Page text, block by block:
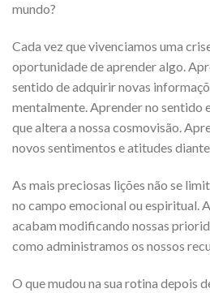
mundo?
Cada vez que vivenciamos uma
oportunidade de aprender algo.
sentido de adquirir novas
mentalmente. Aprender no sentido
que altera a nossa cosmovisão.
novos sentimentos e atitudes
As mais preciosas lições não se
no campo emocional ou espiritual.
acabam modificando nossas
como administramos os nossos
O que mudou na sua rotina depois